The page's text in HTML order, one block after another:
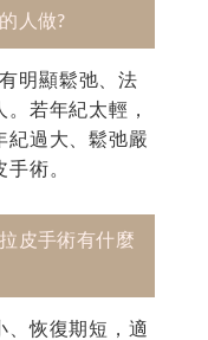
人做?
明顯鬆弛、法
若年紀太輕，
紀過大、鬆弛嚴
術。
皮手術有什麼
、恢復期短，適